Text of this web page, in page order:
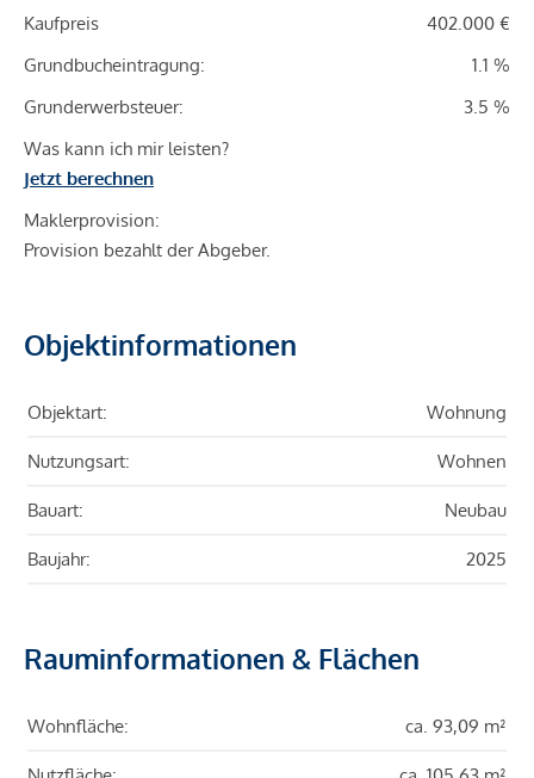
Kaufpreis
402.000 €
Grundbucheintragung:
1.1 %
Grunderwerbsteuer:
3.5 %
Was kann ich mir leisten?
Jetzt berechnen
Maklerprovision:
Provision bezahlt der Abgeber.
Objektinformationen
Objektart: Wohnung
Nutzungsart: Wohnen
Bauart: Neubau
Baujahr: 2025
Rauminformationen & Flächen
Wohnfläche: ca. 93,09 m²